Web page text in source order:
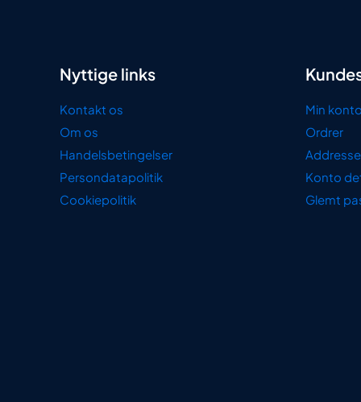
Nyttige links
Kontakt os
Om os
Handelsbetingelser
Persondatapolitik
Cookiepolitik
Min
Ordrer
Konto
Glemt